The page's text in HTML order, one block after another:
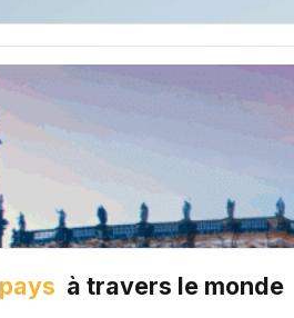
allemand
à l'étranger
pays à travers le monde